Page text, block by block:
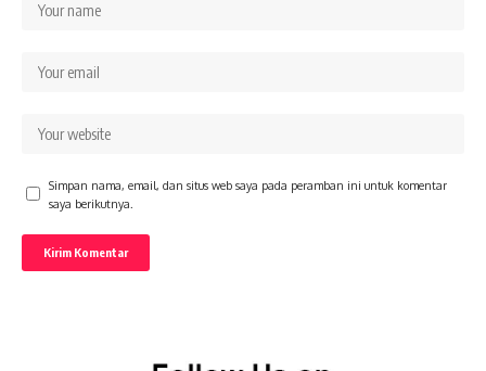
Simpan nama, email, dan situs web saya pada peramban ini untuk komentar
saya berikutnya.